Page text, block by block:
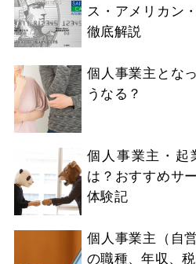
ス・アメリカン
徹底解説
個人事業主とな
うなる？
個人事業主・起
は？おすすめサ
体験記
個人事業主（自
の職種、年収、